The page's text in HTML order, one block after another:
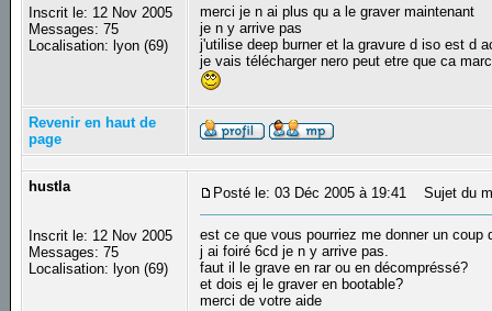
Inscrit le: 12 Nov 2005
Messages: 75
Localisation: lyon (69)
merci je n ai plus qu a le graver maintenant
je n y arrive pas
j'utilise deep burner et la gravure d iso est d
je vais télécharger nero peut etre que ca
Revenir en haut de
page
hustla
Inscrit le: 12 Nov 2005
Messages: 75
Localisation: lyon (69)
Posté le: 03 Déc 2005 à 19:41 Sujet du
est ce que vous pourriez me donner un coup
j ai foiré 6cd je n y arrive pas.
faut il le grave en rar ou en décompréssé?
et dois ej le graver en bootable?
merci de votre aide